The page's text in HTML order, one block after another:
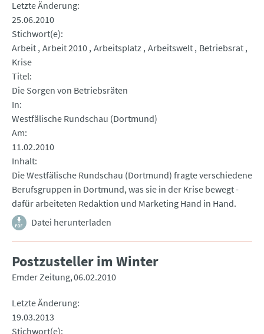
Letzte Änderung
25.06.2010
Stichwort(e)
Arbeit Arbeit 2010 Arbeitsplatz Arbeitswelt Betriebsrat
Krise
Titel
Die Sorgen von Betriebsräten
In
Westfälische Rundschau (Dortmund)
Am
11.02.2010
Inhalt
Die Westfälische Rundschau (Dortmund) fragte verschiedene
Berufsgruppen in Dortmund, was sie in der Krise bewegt -
dafür arbeiteten Redaktion und Marketing Hand in Hand.
Datei herunterladen
Postzusteller im Winter
Emder Zeitung 06.02.2010
Letzte Änderung
19.03.2013
Stichwort(e)